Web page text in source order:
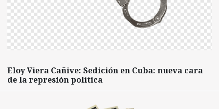
Eloy Viera Cañive: Sedición en Cuba: nueva cara
de la represión política